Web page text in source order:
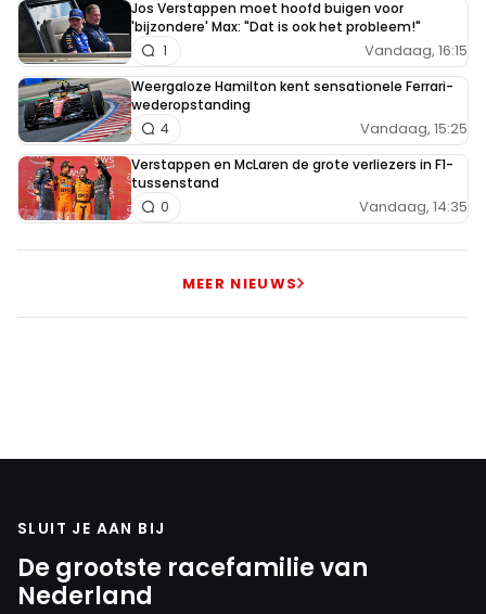
Jos Verstappen moet hoofd buigen voor
'bijzondere' Max: "Dat is ook het probleem!"
Vandaag, 16:15
1
Weergaloze Hamilton kent sensationele Ferrari-
wederopstanding
Vandaag, 15:25
4
Verstappen en McLaren de grote verliezers in F1-
tussenstand
Vandaag, 14:35
0
MEER NIEUWS
SLUIT JE AAN BIJ
De grootste racefamilie van
Nederland